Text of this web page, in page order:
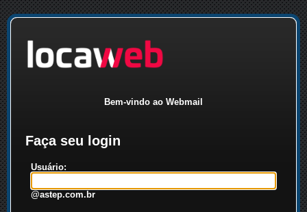
Bem-vindo ao Webmail
Faça seu login
Usuário:
@astep.com.br